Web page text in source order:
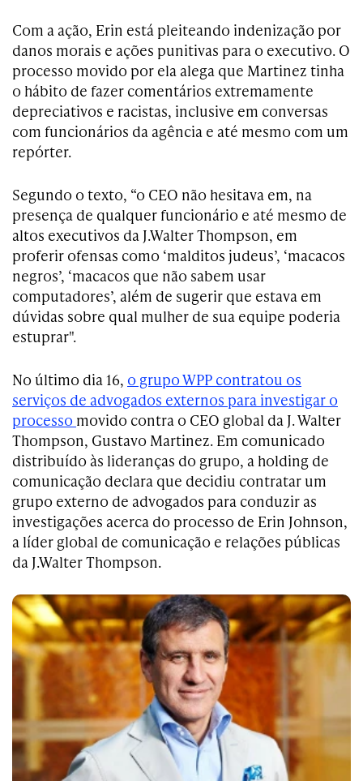
Com a ação, Erin está pleiteando indenização por
danos morais e ações punitivas para o executivo. O
processo movido por ela alega que Martinez tinha
o hábito de fazer comentários extremamente
depreciativos e racistas, inclusive em conversas
com funcionários da agência e até mesmo com um
repórter.
Segundo o texto, “o CEO não hesitava em, na
presença de qualquer funcionário e até mesmo de
altos executivos da J.Walter Thompson, em
proferir ofensas como ‘malditos judeus’, ‘macacos
negros’, ‘macacos que não sabem usar
computadores’, além de sugerir que estava em
dúvidas sobre qual mulher de sua equipe poderia
estuprar".
No último dia 16, o grupo WPP contratou os
serviços de advogados externos para investigar o
processo movido contra o CEO global da J. Walter
Thompson, Gustavo Martinez. Em comunicado
distribuído às lideranças do grupo, a holding de
comunicação declara que decidiu contratar um
grupo externo de advogados para conduzir as
investigações acerca do processo de Erin Johnson,
a líder global de comunicação e relações públicas
da J.Walter Thompson.